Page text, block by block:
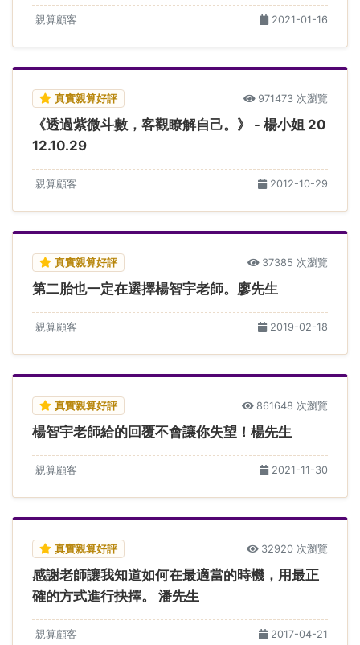
親算顧客 2021-01-16
真實親算好評 971473 次瀏覽
《透過紫微斗數，客觀瞭解自己。》 - 楊小姐 20
12.10.29
親算顧客 2012-10-29
真實親算好評 37385 次瀏覽
第二胎也一定在選擇楊智宇老師。廖先生
親算顧客 2019-02-18
真實親算好評 861648 次瀏覽
楊智宇老師給的回覆不會讓你失望！楊先生
親算顧客 2021-11-30
真實親算好評 32920 次瀏覽
感謝老師讓我知道如何在最適當的時機，用最正
確的方式進行抉擇。 潘先生
親算顧客 2017-04-21